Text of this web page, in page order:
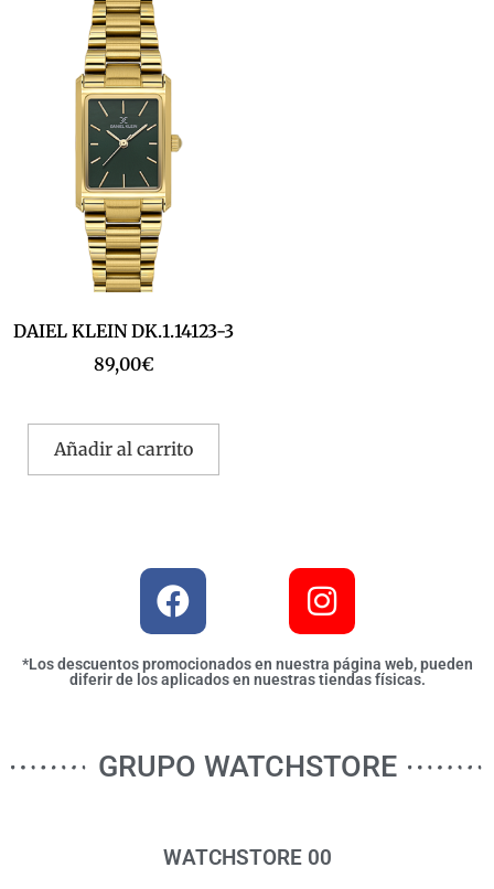
DAIEL KLEIN DK.1.14123-3
89,00€
Añadir al carrito
*Los descuentos promocionados en nuestra página web, pueden
diferir de los aplicados en nuestras tiendas físicas.
GRUPO WATCHSTORE
WATCHSTORE 00